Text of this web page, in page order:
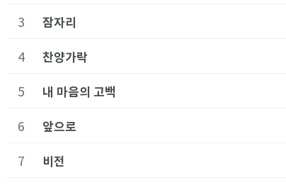
3 잠자리
4 찬양가락
5 내 마음의 고백
6 앞으로
7 비전